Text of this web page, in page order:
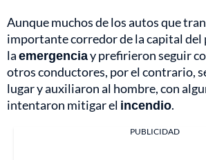
Aunque muchos de los autos que
importante corredor de la capital del
laemergenciay prefirieron seguir
otros conductores, por el contrario,
lugar y auxiliaron al hombre, con
intentaron mitigar el incendio.
PUBLICIDAD